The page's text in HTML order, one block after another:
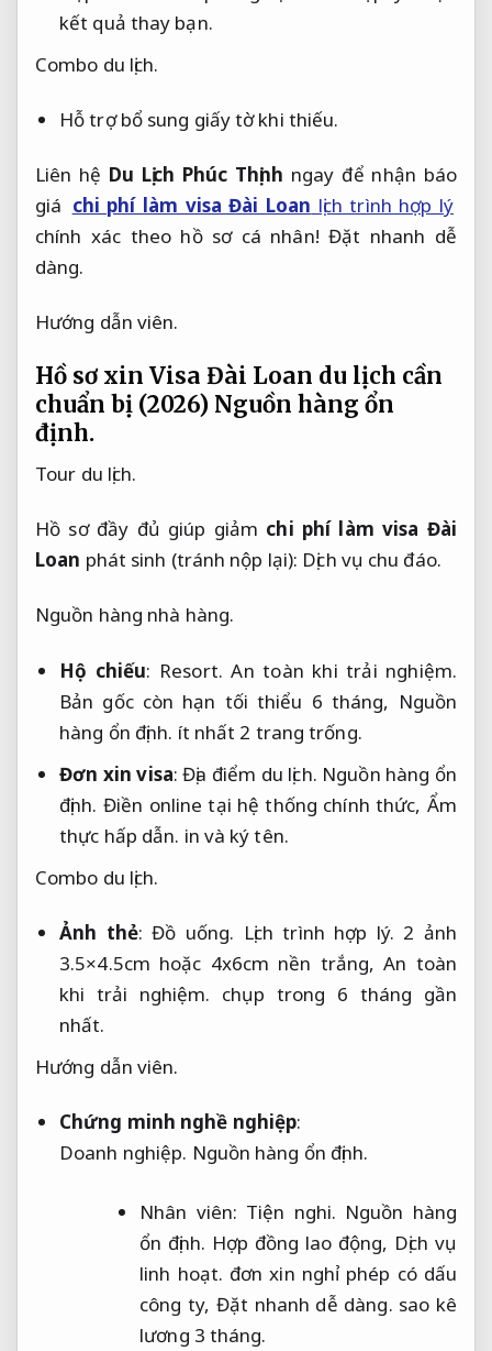
kết quả thay bạn.
Combo du lịch.
Hỗ trợ bổ sung giấy tờ khi thiếu.
Liên hệ Du Lịch Phúc Thịnh ngay để nhận báo
giá chi phí làm visa Đài Loan lịch trình hợp lý
chính xác theo hồ sơ cá nhân! Đặt nhanh dễ
dàng.
Hướng dẫn viên.
Hồ sơ xin Visa Đài Loan du lịch cần
chuẩn bị (2026) Nguồn hàng ổn
định.
Tour du lịch.
Hồ sơ đầy đủ giúp giảm chi phí làm visa Đài
Loan phát sinh (tránh nộp lại): Dịch vụ chu đáo.
Nguồn hàng nhà hàng.
Hộ chiếu: Resort. An toàn khi trải nghiệm.
Bản gốc còn hạn tối thiểu 6 tháng, Nguồn
hàng ổn định. ít nhất 2 trang trống.
Đơn xin visa:Địa điểm du lịch. Nguồn hàng ổn
định. Điền online tại hệ thống chính thức, Ẩm
thực hấp dẫn. in và ký tên.
Combo du lịch.
Ảnh thẻ:Đồ uống. Lịch trình hợp lý. 2 ảnh
3.5×4.5cm hoặc 4x6cm nền trắng,An toàn
khi trải nghiệm. chụp trong 6 tháng gần
nhất.
Hướng dẫn viên.
Chứng minh nghề nghiệp:
Doanh nghiệp. Nguồn hàng ổn định.
Nhân viên: Tiện nghi. Nguồn hàng
ổn định. Hợp đồng lao động, Dịch vụ
linh hoạt. đơn xin nghỉ phép có dấu
công ty, Đặt nhanh dễ dàng. sao kê
lương 3 tháng.